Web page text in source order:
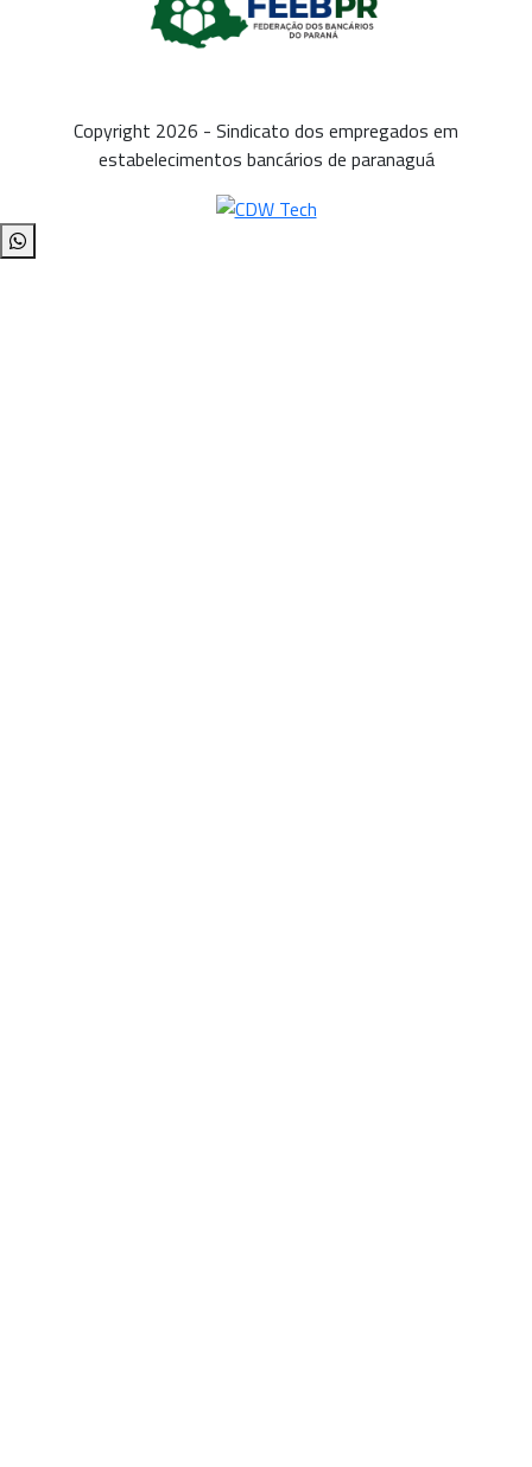
Copyright 2026 - Sindicato dos empregados em
estabelecimentos bancários de paranaguá